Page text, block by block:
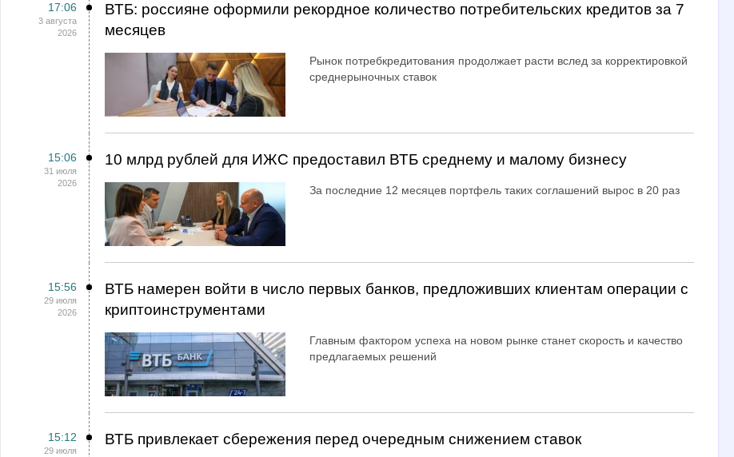
17:06
3 августа
2026
ВТБ: россияне оформили рекордное количество потребительских кредитов за 7
месяцев
Рынок потребкредитования продолжает расти вслед за корректировкой
среднерыночных ставок
15:06
31 июля
2026
10 млрд рублей для ИЖС предоставил ВТБ среднему и малому бизнесу
За последние 12 месяцев портфель таких соглашений вырос в 20 раз
15:56
29 июля
2026
ВТБ намерен войти в число первых банков, предложивших клиентам операции с
криптоинструментами
Главным фактором успеха на новом рынке станет скорость и качество
предлагаемых решений
15:12
29 июля
ВТБ привлекает сбережения перед очередным снижением ставок